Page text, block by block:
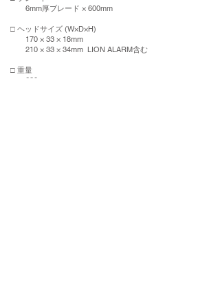
6mm厚ブレード × 600mm
□ ヘッドサイズ (W×D×H)
170 × 33 × 18mm
210 × 33 × 34mm LION ALARM含む
□ 重量
620g